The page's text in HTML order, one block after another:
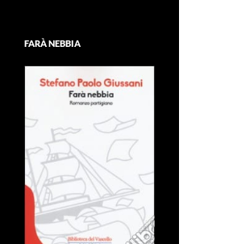
FARÀ NEBBIA